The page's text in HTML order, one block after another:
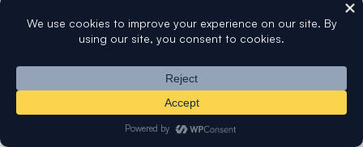
Código de Cupom de Dia do Trabalho + Ideias de
Marketing de Cyber Monday + Ideias de Código de